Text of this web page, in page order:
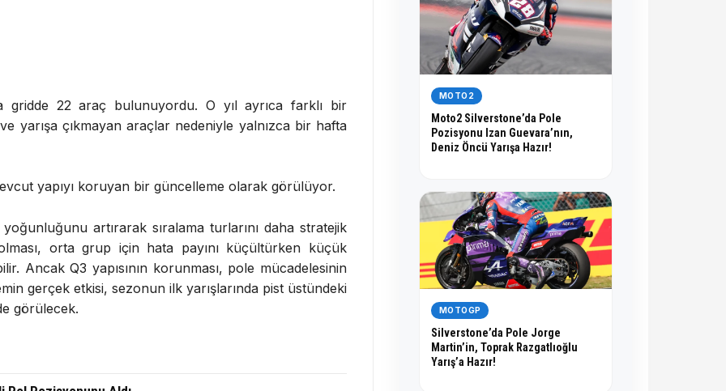
gridde 22 araç bulunuyordu. O yıl ayrıca farklı bir
yarışa çıkmayan araçlar nedeniyle yalnızca bir hafta
yapıyı koruyan bir güncelleme olarak görülüyor.
artırarak sıralama turlarını daha stratejik
orta grup için hata payını küçültürken küçük
Ancak Q3 yapısının korunması, pole mücadelesinin
gerçek etkisi, sezonun ilk yarışlarında pist üstündeki
görülecek.
MOTO2
Moto2 Silverstone’da Pole
Pozisyonu Izan Guevara’nın,
Deniz Öncü Yarışa Hazır!
MOTOGP
Silverstone’da Pole Jorge
Martin’in, Toprak Razgatlıoğlu
Yarış’a Hazır!